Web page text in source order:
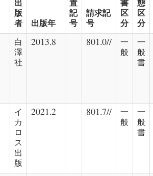
出
版
者
出版年
置
記
号
請求記
号
書
区
分
態
区
分
白
澤
社
2013.8 801.0//
一
般
一
般
書
イ
カ
ロ
ス
出
版
2021.2 801.7//
一
般
一
般
書